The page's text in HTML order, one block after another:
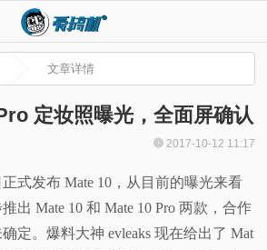
文章详情
定妆照曝光，全面屏确认
2017-10-12 11:17
式发布 Mate 10，从目前的曝光来看
出 Mate 10 和 Mate 10 Pro 两款，合作
定。爆料大神 evleaks 现在给出了 Mat